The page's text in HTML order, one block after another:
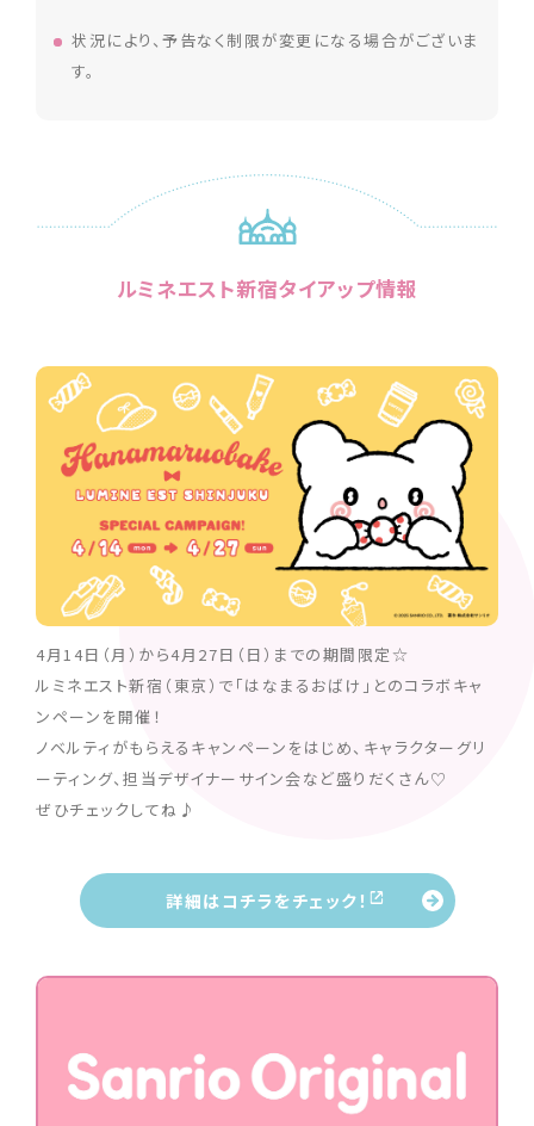
状況により、予告なく制限が変更になる場合がございま
す。
ルミネエスト新宿タイアップ情報
4月14日（月）から4月27日（日）までの期間限定☆
ルミネエスト新宿（東京）で「はなまるおばけ」とのコラボキャ
ンペーンを開催！
ノベルティがもらえるキャンペーンをはじめ、キャラクターグリ
ーティング、担当デザイナーサイン会など盛りだくさん♡
ぜひチェックしてね♪
詳細はコチラをチェック！